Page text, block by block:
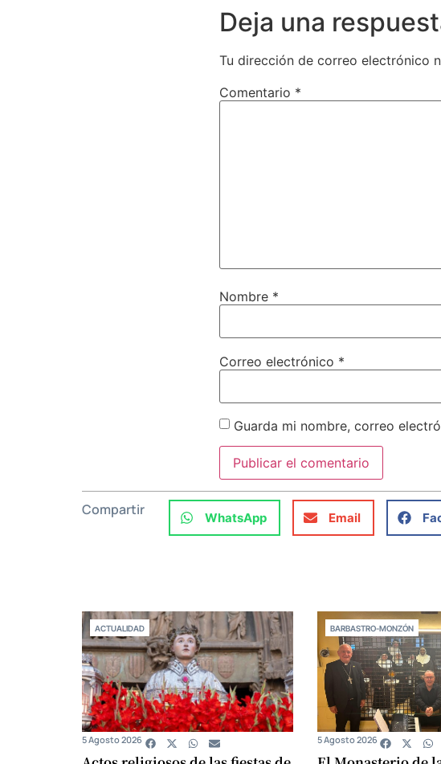
Deja una
Tu dirección de correo electrónico
Comentario *
Nombre *
Correo electrónico *
Guarda mi nombre, correo
Compartir WhatsApp Email
ACTUALIDAD
5 Agosto 2026
BARBASTRO-MONZÓN
5 Agosto 2026